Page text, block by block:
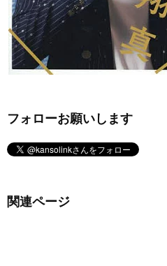
フォローお願いします
関連ページ